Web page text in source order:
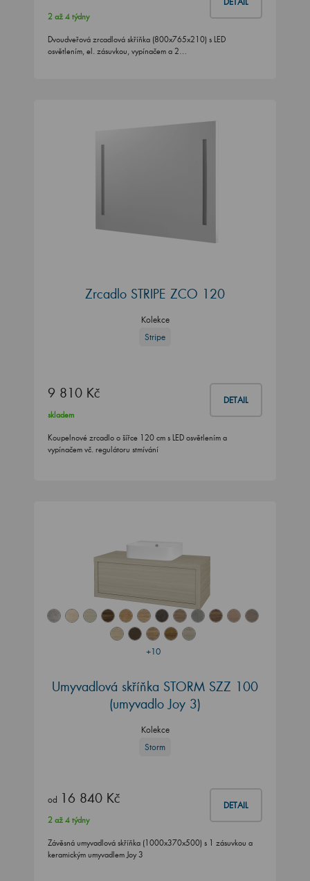
2 až 4 týdny
Dvoudveřová zrcadlová skříňka (800x765x210) s LED
osvětlením, el. zásuvkou, vypínačem a 2…
Zrcadlo STRIPE ZCO 120
Kolekce
Stripe
9 810 Kč DETAIL
skladem
Koupelnové zrcadlo o šířce 120 cm s LED osvětlením a
vypínačem vč. regulátoru stmívání
+10
Umyvadlová skříňka STORM SZZ 100
(umyvadlo Joy 3)
Kolekce
Storm
od 16 840 Kč DETAIL
2 až 4 týdny
Závěsná umyvadlová skříňka (1000x370x500) s 1 zásuvkou a
keramickým umyvadlem Joy 3